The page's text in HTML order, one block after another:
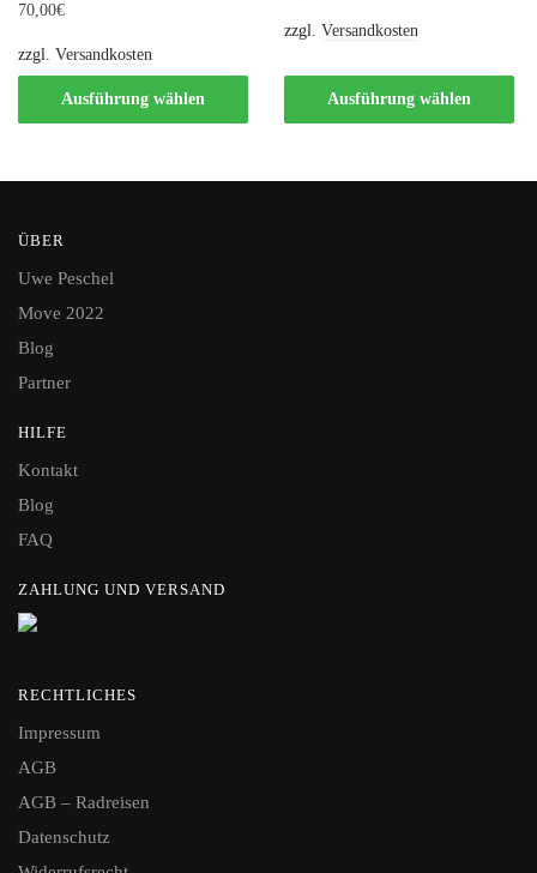
70,00€
zzgl. Versandkosten
Ausführung wählen
zzgl.Versandkosten
Ausführung wählen
ÜBER
Uwe Peschel
Move 2022
Blog
Partner
HILFE
Kontakt
Blog
FAQ
ZAHLUNG UND VERSAND
RECHTLICHES
Impressum
AGB
AGB – Radreisen
Datenschutz